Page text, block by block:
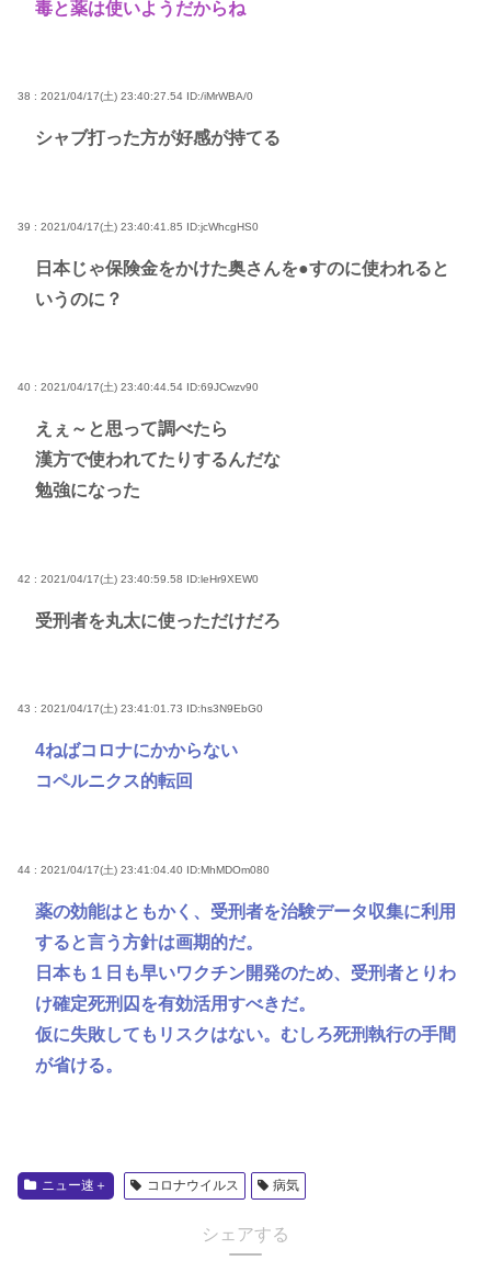
毒と薬は使いようだからね
38 : 2021/04/17(土) 23:40:27.54 ID:/iMrWBA/0
シャブ打った方が好感が持てる
39 : 2021/04/17(土) 23:40:41.85 ID:jcWhcgHS0
日本じゃ保険金をかけた奥さんを●すのに使われると
いうのに？
40 : 2021/04/17(土) 23:40:44.54 ID:69JCwzv90
えぇ～と思って調べたら
漢方で使われてたりするんだな
勉強になった
42 : 2021/04/17(土) 23:40:59.58 ID:leHr9XEW0
受刑者を丸太に使っただけだろ
43 : 2021/04/17(土) 23:41:01.73 ID:hs3N9EbG0
4ねばコロナにかからない
コペルニクス的転回
44 : 2021/04/17(土) 23:41:04.40 ID:MhMDOm080
薬の効能はともかく、受刑者を治験データ収集に利用
すると言う方針は画期的だ。
日本も１日も早いワクチン開発のため、受刑者とりわ
け確定死刑囚を有効活用すべきだ。
仮に失敗してもリスクはない。むしろ死刑執行の手間
が省ける。
ニュー速＋ コロナウイルス 病気
シェアする